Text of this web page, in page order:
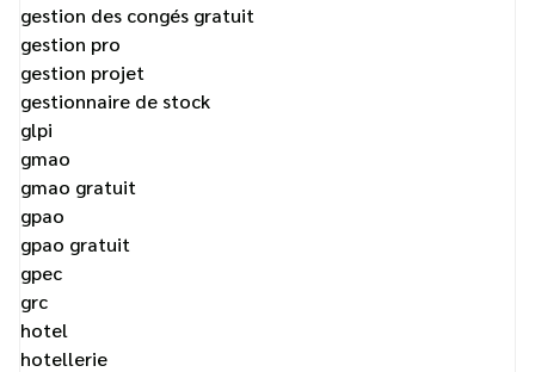
gestion des congés gratuit
gestion pro
gestion projet
gestionnaire de stock
glpi
gmao
gmao gratuit
gpao
gpao gratuit
gpec
grc
hotel
hotellerie